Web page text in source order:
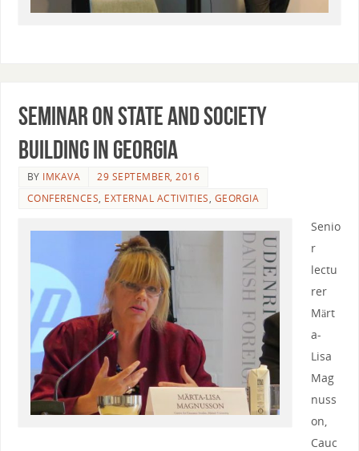
Seminar on State and Society
Building in Georgia
BY IMKAVA
29 SEPTEMBER, 2016
CONFERENCES, EXTERNAL ACTIVITIES, GEORGIA
Senio
r
lectu
rer
Märt
a-
Lisa
Mag
nuss
on,
Cauc